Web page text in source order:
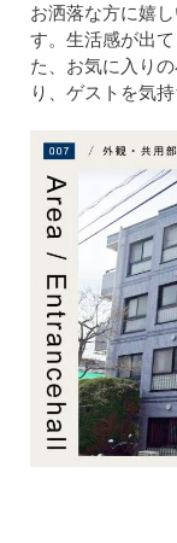
お洒落な方に嬉
す。生活感が出
た、お気に入り
り、ゲストを気